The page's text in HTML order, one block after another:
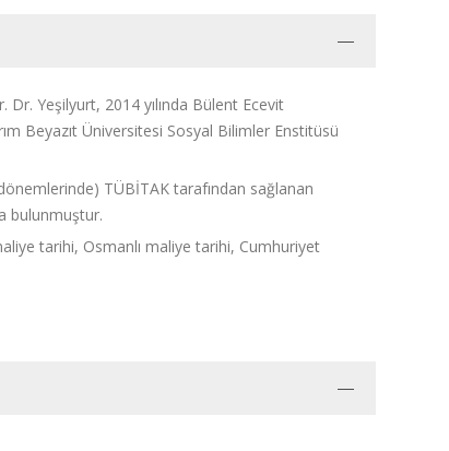
Yeşilyurt, 2014 yılında Bülent Ecevit
Beyazıt Üniversitesi Sosyal Bilimler Enstitüsü
TÜBİTAK tarafından sağlanan
bulunmuştur.
tarihi, Osmanlı maliye tarihi, Cumhuriyet